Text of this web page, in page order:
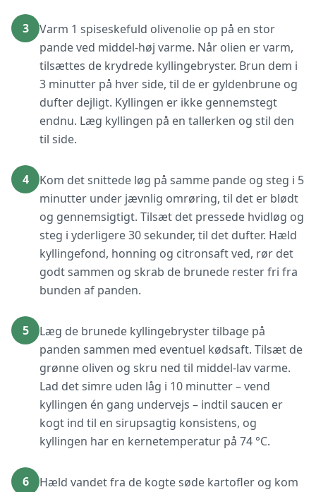
3
Varm 1 spiseskefuld olivenolie op på en stor
pande ved middel-høj varme. Når olien er varm,
tilsættes de krydrede kyllingebryster. Brun dem i
3 minutter på hver side, til de er gyldenbrune og
dufter dejligt. Kyllingen er ikke gennemstegt
endnu. Læg kyllingen på en tallerken og stil den
til side.
4
Kom det snittede løg på samme pande og steg i 5
minutter under jævnlig omrøring, til det er blødt
og gennemsigtigt. Tilsæt det pressede hvidløg og
steg i yderligere 30 sekunder, til det dufter. Hæld
kyllingefond, honning og citronsaft ved, rør det
godt sammen og skrab de brunede rester fri fra
bunden af panden.
5
Læg de brunede kyllingebryster tilbage på
panden sammen med eventuel kødsaft. Tilsæt de
grønne oliven og skru ned til middel-lav varme.
Lad det simre uden låg i 10 minutter – vend
kyllingen én gang undervejs – indtil saucen er
kogt ind til en sirupsagtig konsistens, og
kyllingen har en kernetemperatur på 74 °C.
6
Hæld vandet fra de kogte søde kartofler og kom